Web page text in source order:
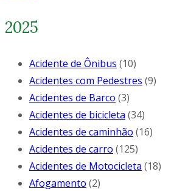
2025
Acidente de Ônibus (10)
Acidentes com Pedestres (9)
Acidentes de Barco (3)
Acidentes de bicicleta (34)
Acidentes de caminhão (16)
Acidentes de carro (125)
Acidentes de Motocicleta (18)
Afogamento (2)